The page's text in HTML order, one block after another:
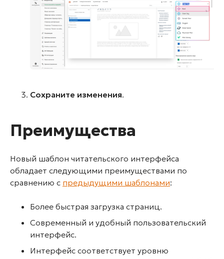
Сохраните изменения.
Преимущества
Новый шаблон читательского интерфейса
обладает следующими преимуществами по
сравнению с предыдущими шаблонами:
Более быстрая загрузка страниц.
Современный и удобный пользовательский
интерфейс.
Интерфейс соответствует уровню